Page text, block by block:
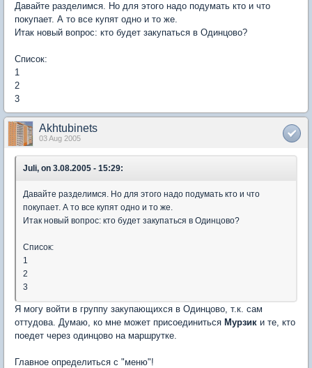
Давайте разделимся. Но для этого надо подумать кто и что
покупает. А то все купят одно и то же.
Итак новый вопрос: кто будет закупаться в Одинцово?
Список:
1
2
3
Akhtubinets
03 Aug 2005
Juli, on 3.08.2005 - 15:29:
Давайте разделимся. Но для этого надо подумать кто и что
покупает. А то все купят одно и то же.
Итак новый вопрос: кто будет закупаться в Одинцово?
Список:
1
2
3
Я могу войти в группу закупающихся в Одинцово, т.к. сам
оттудова. Думаю, ко мне может присоединиться Мурзик и те, кто
поедет через одинцово на маршрутке.
Главное определиться с "меню"!